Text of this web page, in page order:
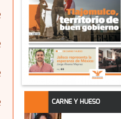
CARNE Y HUESO